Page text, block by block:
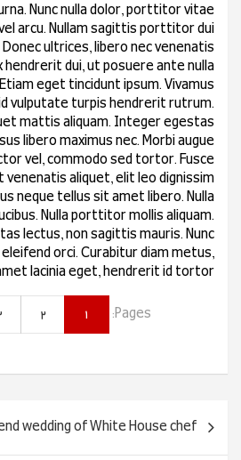
Nunc nulla dolor, porttitor vitae
arcu. Nullam sagittis porttitor dui
ultrices, libero nec venenatis
hendrerit dui, ut posuere ante nulla
eget tincidunt ipsum. Vivamus
vulputate turpis hendrerit rutrum.
mattis aliquam. Integer egestas
libero maximus nec. Morbi augue
vel, commodo sed tortor. Fusce
venenatis aliquet, elit leo dignissim
neque tellus sit amet libero. Nulla
Nulla porttitor mollis aliquam.
lectus, non sagittis mauris. Nunc
orci. Curabitur diam metus,
lacinia eget, hendrerit id tortor.
Pages:
1
2
راهبری
نوشته
wedding of White House chef